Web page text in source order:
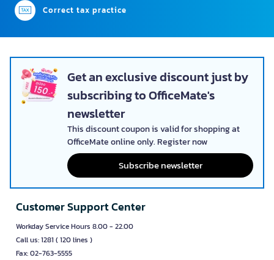
Correct tax practice
Get an exclusive discount just by
subscribing to OfficeMate's
newsletter
This discount coupon is valid for shopping at
OfficeMate online only. Register now
Subscribe newsletter
Customer Support Center
Workday Service Hours 8.00 - 22.00
Call us: 1281 ( 120 lines )
Fax: 02-763-5555